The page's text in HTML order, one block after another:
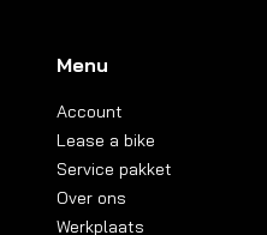
Menu
Account
Lease a bike
Service pakket
Over ons
Werkplaats